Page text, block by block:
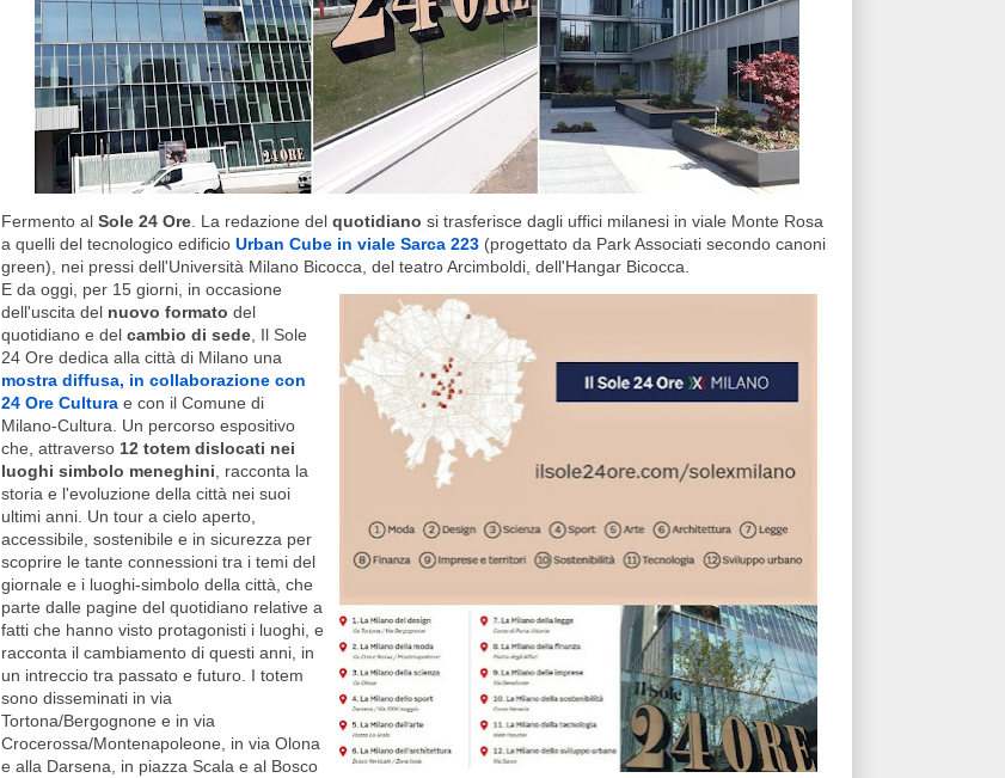
Fermento al Sole 24 Ore. La redazione del quotidiano si trasferisce dagli uffici milanesi in viale Monte Rosa
a quelli del tecnologico edificio Urban Cube in viale Sarca 223 (progettato da Park Associati secondo canoni
green), nei pressi dell'Università Milano Bicocca, del teatro Arcimboldi, dell'Hangar Bicocca.
E da oggi, per 15 giorni, in occasione
dell'uscita del nuovo formato del
quotidiano e del cambio di sede, Il Sole
24 Ore dedica alla città di Milano una
mostra diffusa, in collaborazione con
24 Ore Cultura e con il Comune di
Milano-Cultura. Un percorso espositivo
che, attraverso 12 totem dislocati nei
luoghi simbolo meneghini, racconta la
storia e l'evoluzione della città nei suoi
ultimi anni. Un tour a cielo aperto,
accessibile, sostenibile e in sicurezza per
scoprire le tante connessioni tra i temi del
giornale e i luoghi-simbolo della città, che
parte dalle pagine del quotidiano relative a
fatti che hanno visto protagonisti i luoghi, e
racconta il cambiamento di questi anni, in
un intreccio tra passato e futuro. I totem
sono disseminati in via
Tortona/Bergognone e in via
Crocerossa/Montenapoleone, in via Olona
e alla Darsena, in piazza Scala e al Bosco